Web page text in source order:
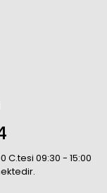
C.tesi 09:30 - 15:00